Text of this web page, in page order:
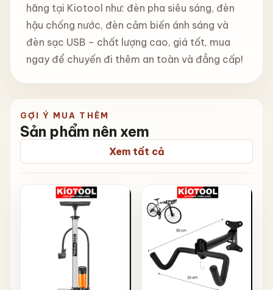
hãng tại Kiotool như: đèn pha siêu sáng, đèn
hậu chống nước, đèn cảm biến ánh sáng và
đèn sạc USB – chất lượng cao, giá tốt, mua
ngay để chuyến đi thêm an toàn và đẳng cấp!
GỢI Ý MUA THÊM
Sản phẩm nên xem
Xem tất cả